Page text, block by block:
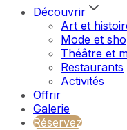
Découvrir
Art et
Mode et
Théâtre et
Restaurants
Activités
Offrir
Galerie
Réservez